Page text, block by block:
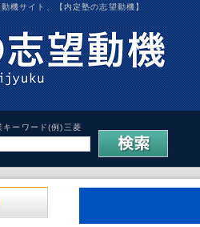
機サイト、【内定塾の志望動機】
キーワード(例)三菱